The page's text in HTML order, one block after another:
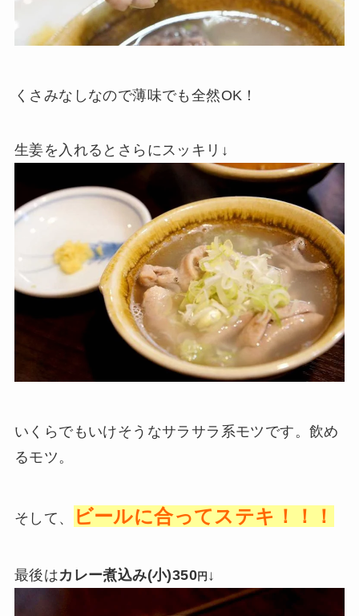
くさみなしなので薄味でも全然OK！
生姜を入れるとさらにスッキリ↓
いくらでもいけそうなサラサラ系モツです。飲め
るモツ。
そして、 ビールに合ってステキ！！！
最後はカレー煮込み(小)350円 ↓